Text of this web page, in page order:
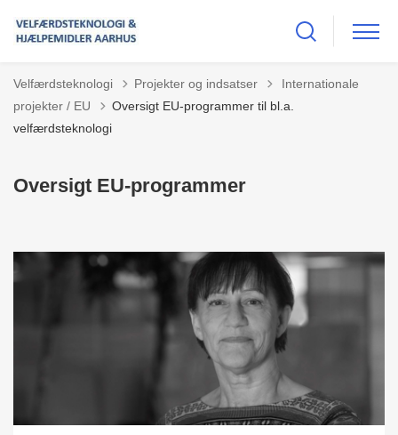
Velfærdsteknologi Projekter og indsatser Tilbage til
Internationale
projekter / EU
Oversigt EU-programmer til bl.a.
velfærdsteknologi
Oversigt EU-programmer